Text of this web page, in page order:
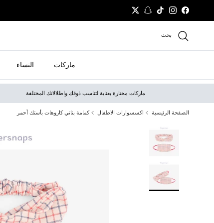
انتقل إلى المحتوى
Facebook
Instagram
TikTok
Snapchat
Twitter
بحث
ماركات النساء
ماركات مختارة بعناية لتناسب ذوقك واطلالاتك المختلفة
الصفحة الرئيسية اكسسوارات الاطفال كمامة بناتي كاروهات بأستك أحمر